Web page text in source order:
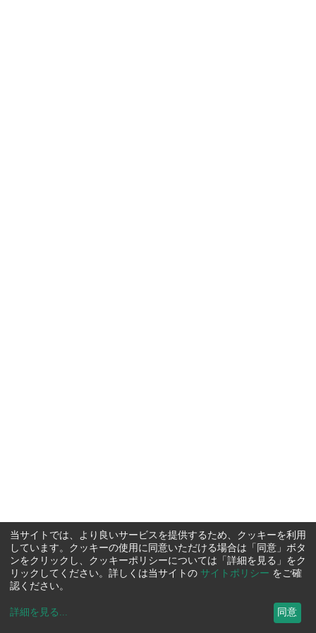
当サイトでは、より良いサービスを提供するため、クッキーを利用
しています。クッキーの使用に同意いただける場合は「同意」ボタ
ンをクリックし、クッキーポリシーについては「詳細を見る」をク
リックしてください。詳しくは当サイトの サイトポリシー をご確
認ください。
詳細を見る ... 同意